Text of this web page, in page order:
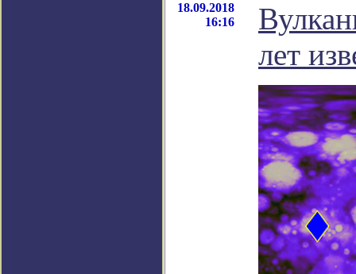
18.09.2018
16:16
лет